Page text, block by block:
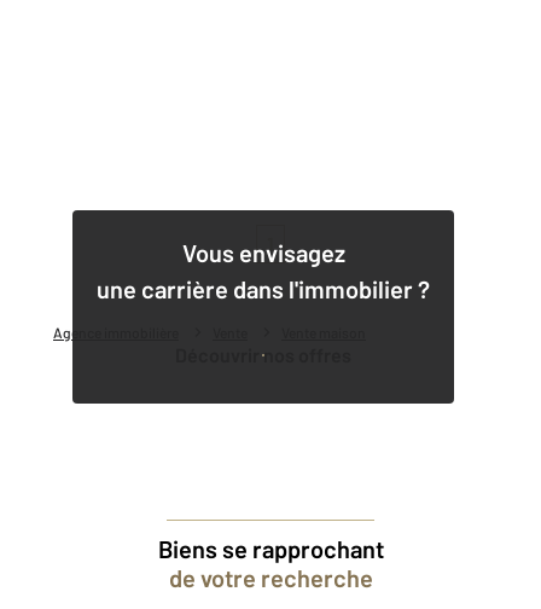
Agence immobilière
Vous envisagez
une carrière dans l'immobilier ?
Découvrir nos offres
Biens se rapprochant
de votre recherche